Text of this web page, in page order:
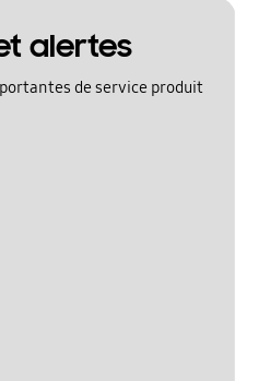
alertes
de service produit